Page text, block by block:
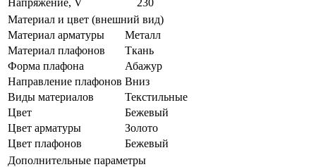
Материал и цвет (внешний вид)
Материал арматуры
Металл
Материал плафонов
Ткань
Форма плафона
Абажур
Направление плафонов Вниз
Виды материалов
Текстильные
Цвет
Бежевый
Цвет арматуры
Золото
Цвет плафонов
Бежевый
Дополнительные параметры